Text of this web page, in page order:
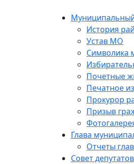
История
Устав МО
Символика
Почетные
Печатное
Прокурор
Призыв
Глава
Отчеты
Совет депутатов